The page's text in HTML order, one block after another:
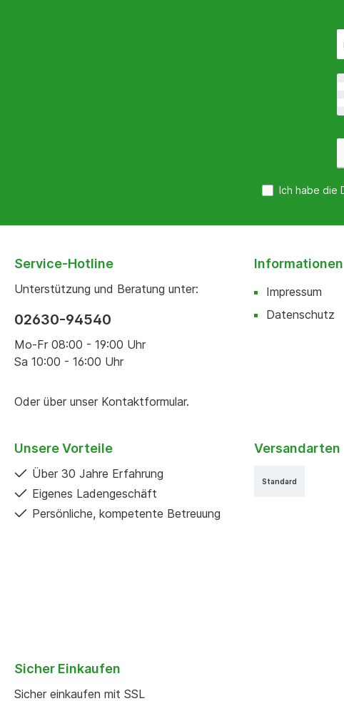
Ich habe die
Service-Hotline
Unterstützung und Beratung unter:
02630-94540
Mo-Fr 08:00 - 19:00 Uhr
Sa 10:00 - 16:00 Uhr
Oder über unser Kontaktformular.
Informationen
Impressum
Datenschutz
Unsere Vorteile
Über 30 Jahre Erfahrung
Eigenes Ladengeschäft
Persönliche, kompetente Betreuung
Versandarten
Standard
Sicher Einkaufen
Sicher einkaufen mit SSL